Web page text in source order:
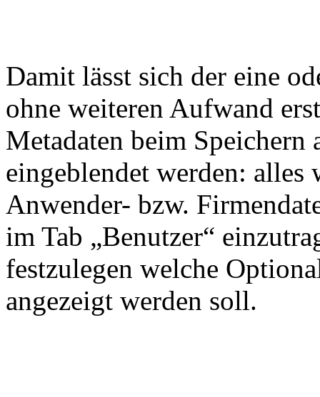
Damit lässt sich der eine
ohne weiteren Aufwand
Metadaten beim
eingeblendet werden:
Anwender- bzw.
im Tab „Benutzer“
festzulegen welche
angezeigt werden soll.